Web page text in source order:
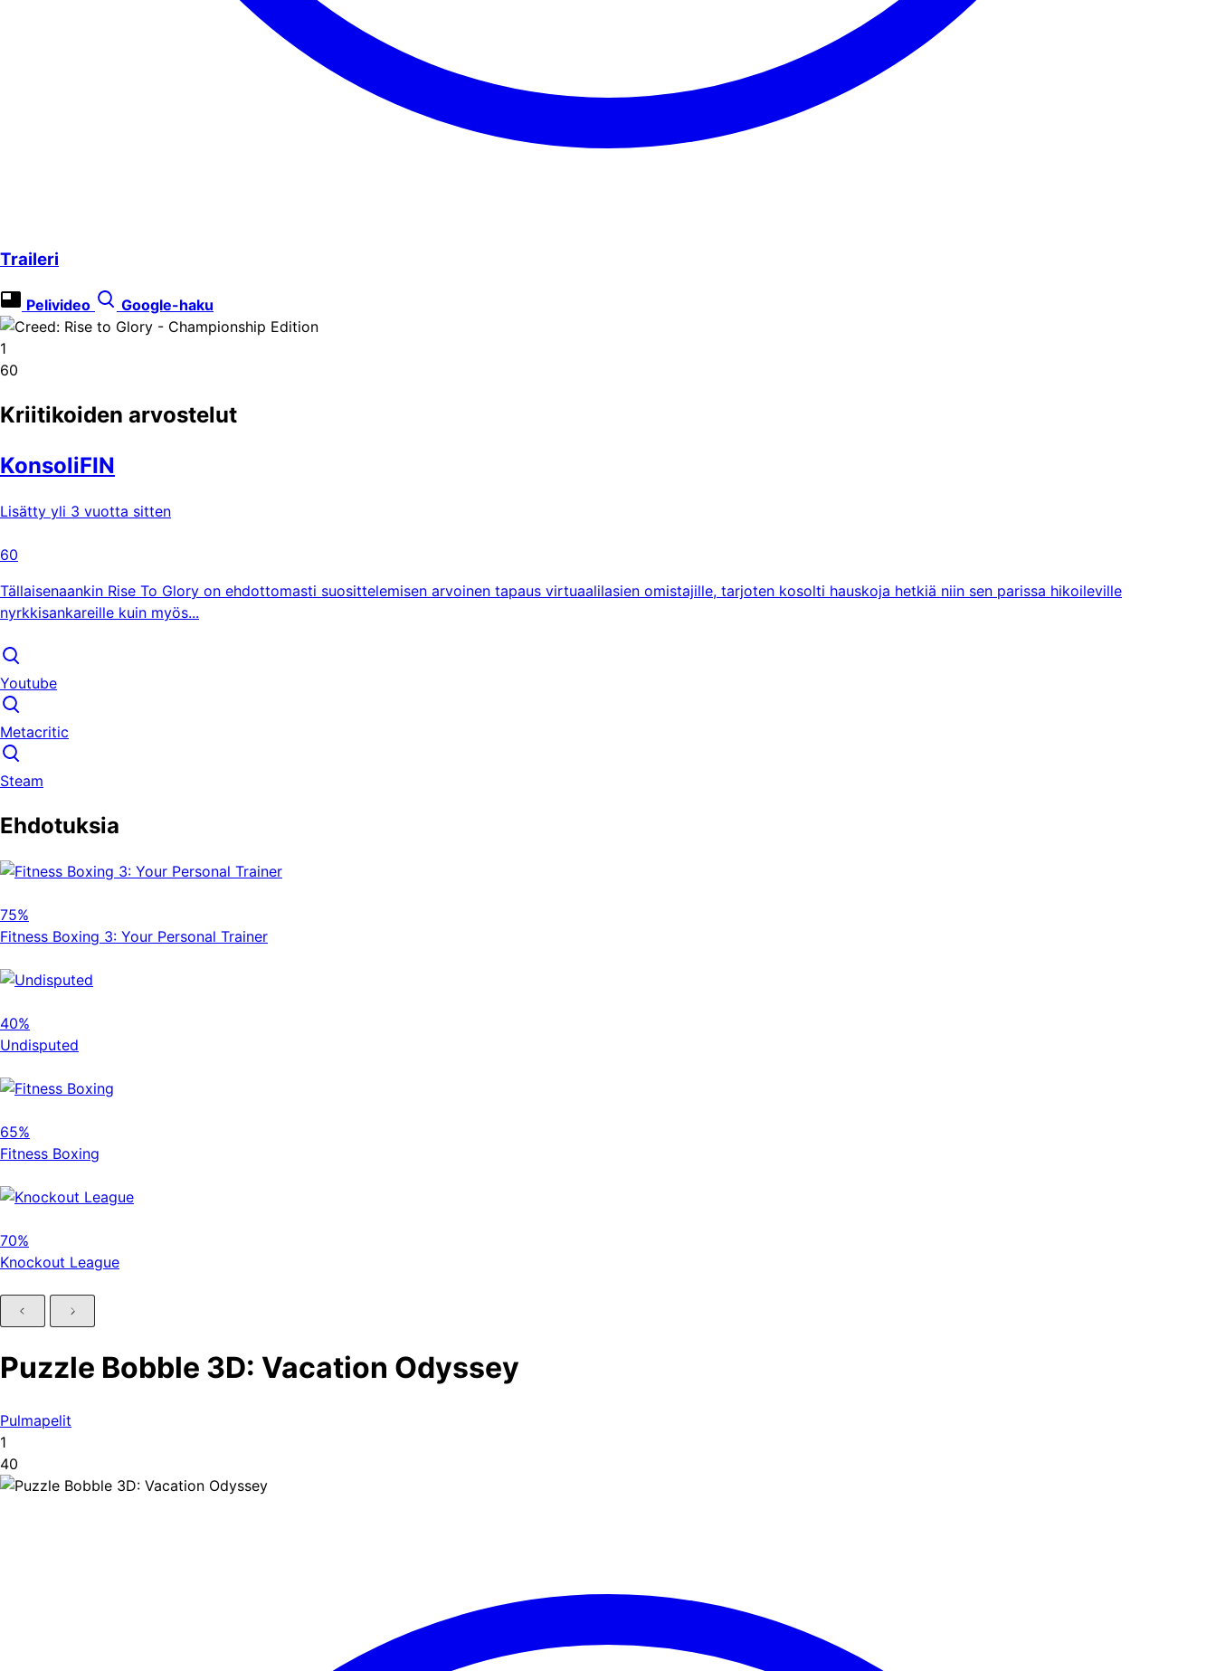
Traileri
Pelivideo Google-haku
1
60
Kriitikoiden arvostelut
KonsoliFIN
Lisätty yli 3 vuotta sitten
60
Tällaisenaankin Rise To Glory on ehdottomasti suosittelemisen arvoinen tapaus virtuaalilasien omistajille, tarjoten kosolti hauskoja hetkiä niin sen parissa hikoileville
nyrkkisankareille kuin myös...
Youtube
Metacritic
Steam
Ehdotuksia
75%
Fitness Boxing 3: Your Personal Trainer
40%
Undisputed
65%
Fitness Boxing
70%
Knockout League
Puzzle Bobble 3D: Vacation Odyssey
Pulmapelit
1
40